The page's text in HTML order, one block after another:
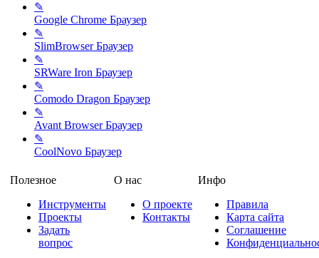
✎
Google Chrome Браузер
✎
SlimBrowserБраузер
✎
SRWare Iron Браузер
✎
Comodo Dragon Браузер
✎
Avant BrowserБраузер
✎
CoolNovo Браузер
Полезное
Инструменты
Проекты
Задать
вопрос
О нас
О проекте
Контакты
Инфо
Правила
Карта сайта
Соглашение